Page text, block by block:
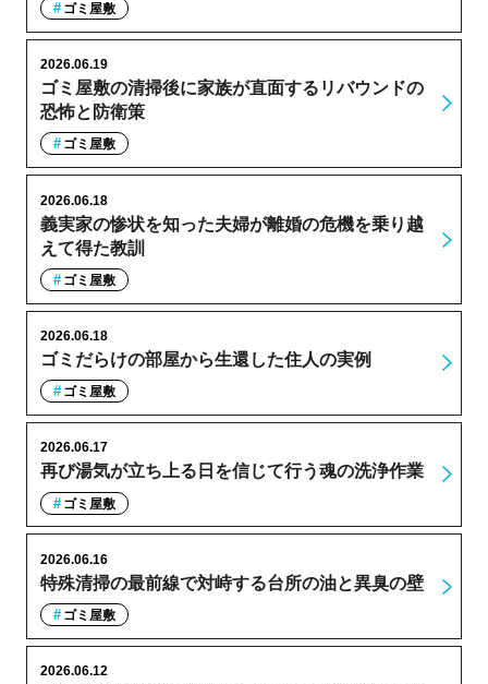
ゴミ屋敷
ゴミ屋敷の清掃後に家族が直面するリバウンドの
恐怖と防衛策
2026.06.19
ゴミ屋敷
義実家の惨状を知った夫婦が離婚の危機を乗り越
えて得た教訓
2026.06.18
ゴミ屋敷
ゴミだらけの部屋から生還した住人の実例
2026.06.18
ゴミ屋敷
再び湯気が立ち上る日を信じて行う魂の洗浄作業
2026.06.17
ゴミ屋敷
特殊清掃の最前線で対峙する台所の油と異臭の壁
2026.06.16
ゴミ屋敷
2026.06.12